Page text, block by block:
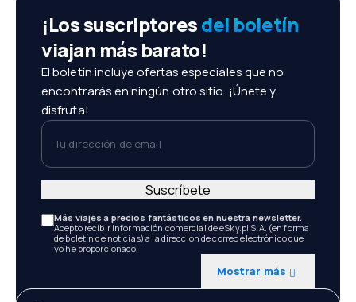
¡Los suscriptoresdel boletín
viajan más barato!
El boletín incluye ofertas especiales que no
encontrarás en ningún otro sitio. ¡Únete y
disfruta!
Tu dirección de email
Más viajes a precios fantásticos en nuestra newsletter.
Acepto recibir información comercial de eSky.pl S.A. (en forma
de boletín de noticias) a la dirección de correo electrónico que
yo he proporcionado.
Mostrar más
Suscríbete